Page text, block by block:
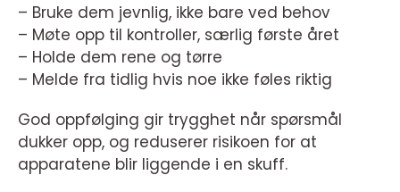
– Bruke dem jevnlig, ikke bare ved behov
– Møte opp til kontroller, særlig første året
– Holde dem rene og tørre
– Melde fra tidlig hvis noe ikke føles riktig
God oppfølging gir trygghet når spørsmål
dukker opp, og reduserer risikoen for at
apparatene blir liggende i en skuff.